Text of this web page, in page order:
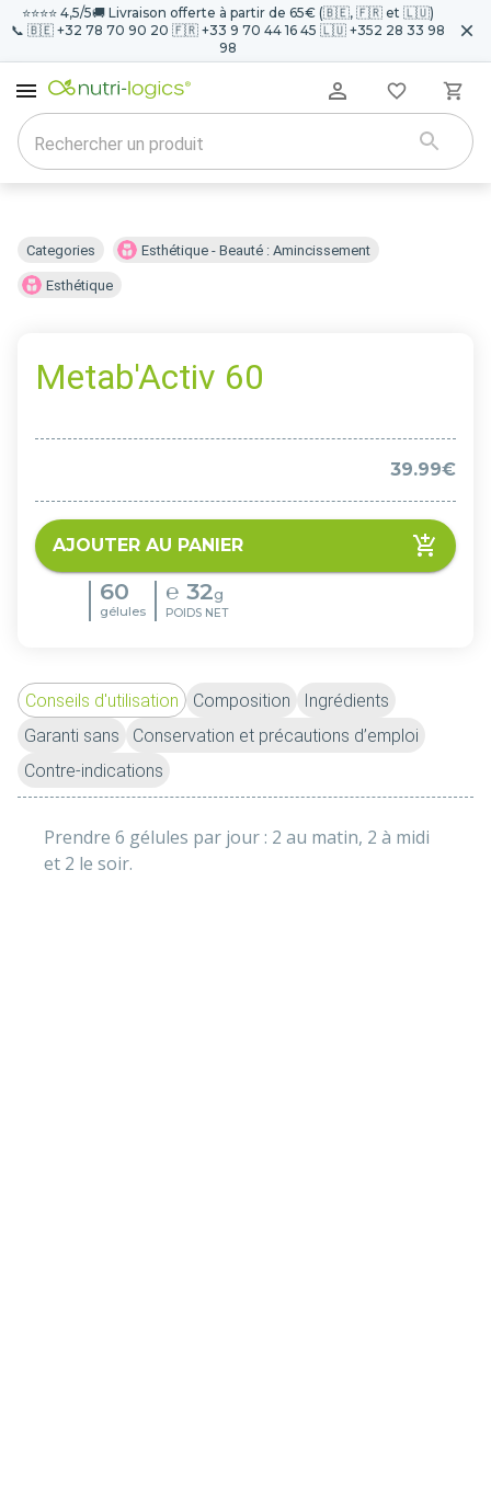
⭐️⭐️⭐️⭐️ 4,5/5🚚 Livraison offerte à partir de 65€ (🇧🇪, 🇫🇷 et 🇱🇺)
📞 🇧🇪 +32 78 70 90 20 🇫🇷 +33 9 70 44 16 45 🇱🇺 +352 28 33 98
98
Categories Esthétique - Beauté : Amincissement
Esthétique
Metab'Activ 60
39.99€
AJOUTER AU PANIER
60
gélules
℮ 32g
POIDS NET
Conseils d'utilisation Composition
Ingrédients
Garanti sans
Conservation et précautions d’emploi
Contre-indications
Prendre 6 gélules par jour : 2 au matin, 2 à midi
et 2 le soir.